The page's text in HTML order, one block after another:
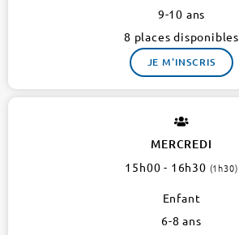
9-10 ans
8 places disponibles
JE M'INSCRIS
MERCREDI
15h00 - 16h30 (1h30)
Enfant
6-8 ans